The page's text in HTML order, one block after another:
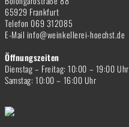
65929 Frankfurt
Telefon 069 312085
E-Mail info@weinkellerei-hoechst.de
Öffnungszeiten
Dienstag – Freitag: 10:00 – 19:00 Uhr
Samstag: 10:00 – 16:00 Uhr